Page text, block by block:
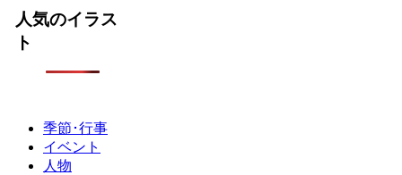
人気のイラス
ト
季節･行事
イベント
人物